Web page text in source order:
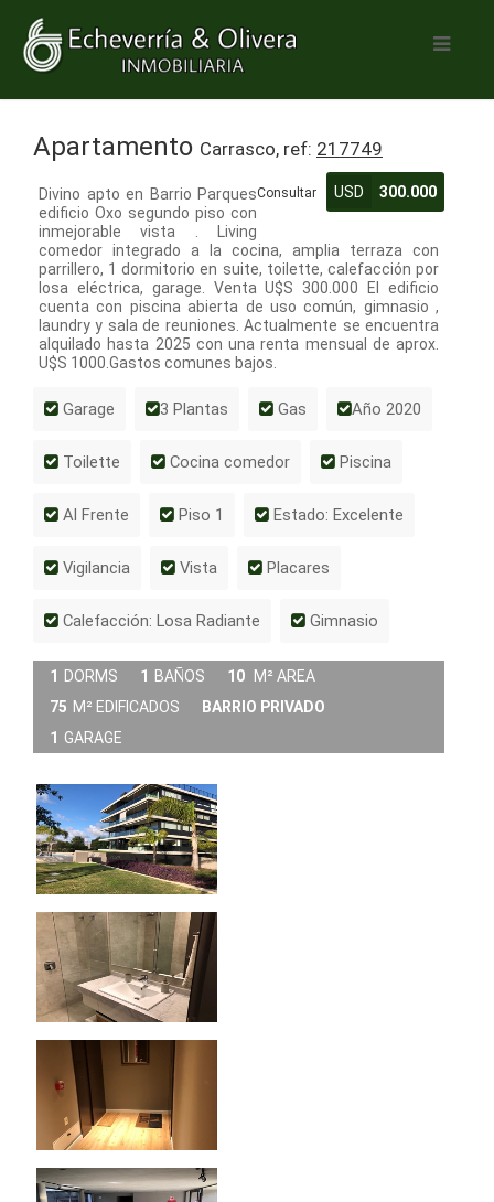
Apartamento Carrasco, ref: 217749
Consultar USD 300.000
Divino apto en Barrio Parques
edificio Oxo segundo piso con
inmejorable vista . Living
comedor integrado a la cocina, amplia terraza con
parrillero, 1 dormitorio en suite, toilette, calefacción por
losa eléctrica, garage. Venta U$S 300.000 El edificio
cuenta con piscina abierta de uso común, gimnasio ,
laundry y sala de reuniones. Actualmente se encuentra
alquilado hasta 2025 con una renta mensual de aprox.
U$S 1000.Gastos comunes bajos.
Garage 3 Plantas Gas Año 2020
Toilette Cocina comedor Piscina
Al Frente Piso 1 Estado: Excelente
Vigilancia Vista Placares
Calefacción: Losa Radiante Gimnasio
1 DORMS 1 BAÑOS 10
M² AREA
75 M² EDIFICADOS
BARRIO PRIVADO
1 GARAGE